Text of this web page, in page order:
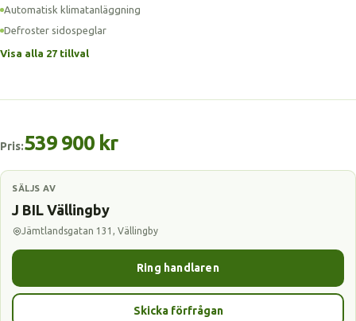
Automatisk klimatanläggning
Defroster sidospeglar
Visa alla 27 tillval
Pris:539 900 kr
SÄLJS AV
J BIL Vällingby
Jämtlandsgatan 131, Vällingby
Ring handlaren
Skicka förfrågan